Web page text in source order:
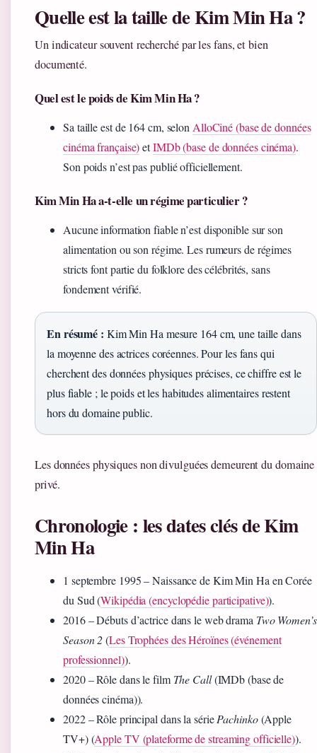
Quelle est la taille de Kim Min Ha ?
Un indicateur souvent recherché par les fans, et bien
documenté.
Quel est le poids de Kim Min Ha ?
Sa taille est de 164 cm, selon AlloCiné (base de données
cinéma française)etIMDb (base de données cinéma).
Son poids n’est pas publié officiellement.
Kim Min Ha a-t-elle un régime particulier ?
Aucune information fiable n’est disponible sur son
alimentation ou son régime. Les rumeurs de régimes
stricts font partie du folklore des célébrités, sans
fondement vérifié.
En résumé : Kim Min Ha mesure 164 cm, une taille dans
la moyenne des actrices coréennes. Pour les fans qui
cherchent des données physiques précises, ce chiffre est le
plus fiable ; le poids et les habitudes alimentaires restent
hors du domaine public.
Les données physiques non divulguées demeurent du domaine
privé.
Chronologie : les dates clés de Kim
Min Ha
1 septembre 1995– Naissance de Kim Min Ha en Corée
du Sud (Wikipédia (encyclopédie participative)).
2016– Débuts d’actrice dans le web drama Two Women’s
Season 2(Les Trophées des Héroïnes (événement
professionnel)).
2020– Rôle dans le film The Call(IMDb (base de
données cinéma)).
2022– Rôle principal dans la sériePachinko(Apple
TV+) (Apple TV (plateforme de streaming officielle)).